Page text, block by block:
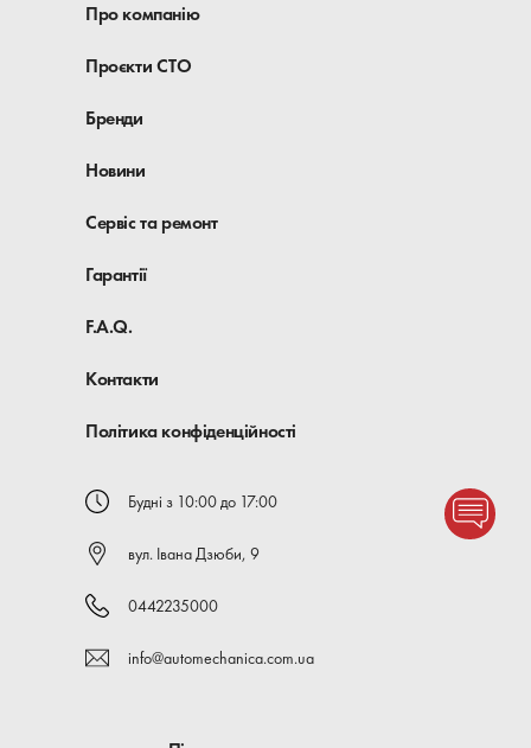
Про компанію
Проєкти СТО
Бренди
Новини
Сервіс та ремонт
Гарантії
F.A.Q.
Контакти
Політика конфіденційності
Будні з 10:00 до 17:00
вул. Івана Дзюби, 9
0442235000
info@automechanica.com.ua